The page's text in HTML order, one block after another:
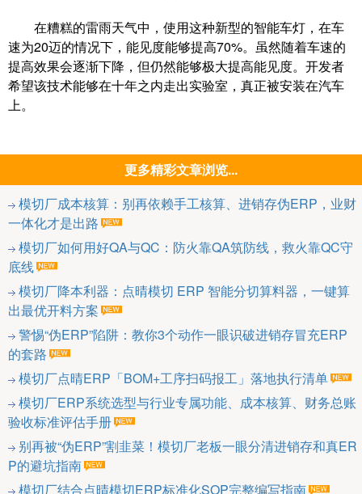
在糟糕的雷雨天气中，使用这种新型的智能车灯，在车
速为20迈的情况下，能见度能够提高70%。虽然随着车速的
提高效果会逐渐下降，但仍然能够极大提高能见度。开发者
希望该技术能够在十年之内走出实验室，真正被安装在汽车
上。
更多精彩文章浏览...
模切厂成本核算：别再依赖手工核算、进销存伪ERP，业财
一体化才是出路
模切厂如何用好QA与QC：防火靠QA筑防线，救火靠QC守
底线
模切厂降本利器：点晴模切 ERP 智能分切算料器，一键算
出最优开料方案
警惕“伪ERP”陷阱：教你3个动作一眼识破进销存冒充ERP
的套路
模切厂点晴ERP「BOM+工序扫码报工」落地执行清单
模切厂ERP系统选型与行业专属功能、成本核算、财务总账
验收标准评估手册
别再被“伪ERP”割韭菜！模切厂老板一眼分清进销存和真ER
P的避坑指南
模切厂结合点晴模切ERP标准化SOP完整编写指南